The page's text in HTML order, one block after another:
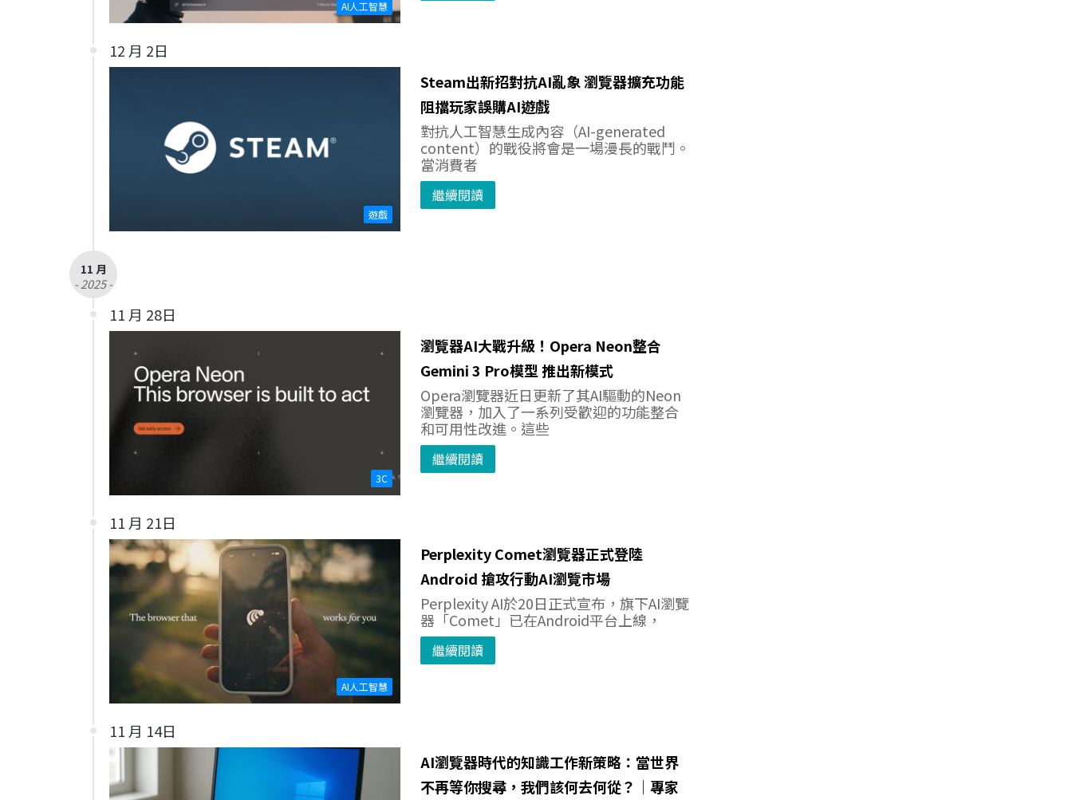
AI人工智慧
12 月 2日
遊戲
Steam出新招對抗AI亂象 瀏覽器擴充功能
阻擋玩家誤購AI遊戲
對抗人工智慧生成內容（AI-generated
content）的戰役將會是一場漫長的戰鬥。
當消費者
繼續閱讀
11 月
- 2025 -
11 月 28日
3C
瀏覽器AI大戰升級！Opera Neon整合
Gemini 3 Pro模型 推出新模式
Opera瀏覽器近日更新了其AI驅動的Neon
瀏覽器，加入了一系列受歡迎的功能整合
和可用性改進。這些
繼續閱讀
11 月 21日
AI人工智慧
Perplexity Comet瀏覽器正式登陸
Android 搶攻行動AI瀏覽市場
Perplexity AI於20日正式宣布，旗下AI瀏覽
器「Comet」已在Android平台上線，
繼續閱讀
11 月 14日
AI瀏覽器時代的知識工作新策略：當世界
不再等你搜尋，我們該何去何從？｜專家